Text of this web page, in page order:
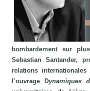
bombardement sur
Sebastian Santander,
relations
l’ouvrage Dynamiques